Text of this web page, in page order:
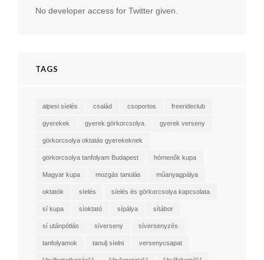
No developer access for Twitter given.
TAGS
alpesi síelés család csoportos freerideclub
gyerekek gyerek görkorcsolya gyerek verseny
görkorcsolya oktatás gyerekeknek
görkorcsolya tanfolyam Budapest hómenők kupa
Magyar kupa mozgás tanulás műanyagpálya
oktatók síelés síelés és görkorcsolya kapcsolata
sí kupa síoktató sípálya sítábor
sí utánpótlás síverseny síversenyzés
tanfolyamok tanulj síelni versenycsapat